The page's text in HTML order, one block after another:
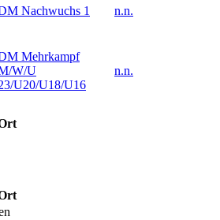
Nachwuchs 1 n.n.
Mehrkampf
W/U
U20/U18/U16
n.n.